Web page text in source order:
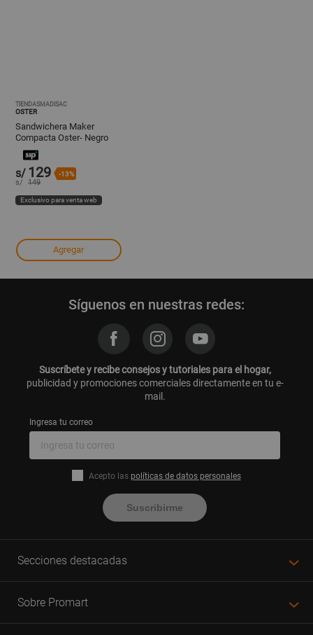
TIENDASMADISAC
OSTER
Sandwichera Maker
Compacta Oster- Negro
s/ 129 -13%
s/ 149
Exclusivo para venta web
Agregar
Síguenos en nuestras redes:
Suscríbete y recibe consejos y tutoriales para el hogar,
publicidad y promociones comerciales directamente en tu e-
mail.
Ingresa tu correo
Acepto las políticas de datos personales
Suscribirme
Secciones destacadas
Sobre Promart